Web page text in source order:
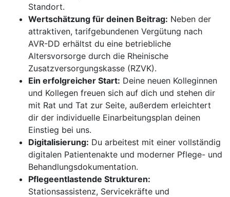
Standort.
Wertschätzung für deinen Beitrag: Neben der
attraktiven, tarifgebundenen Vergütung nach
AVR-DD erhältst du eine betriebliche
Altersvorsorge durch die Rheinische
Zusatzversorgungskasse (RZVK).
Ein erfolgreicher Start: Deine neuen Kolleginnen
und Kollegen freuen sich auf dich und stehen dir
mit Rat und Tat zur Seite, außerdem erleichtert
dir der individuelle Einarbeitungsplan deinen
Einstieg bei uns.
Digitalisierung: Du arbeitest mit einer vollständig
digitalen Patientenakte und moderner Pflege- und
Behandlungsdokumentation.
Pflegeentlastende Strukturen:
Stationsassistenz, Servicekräfte und